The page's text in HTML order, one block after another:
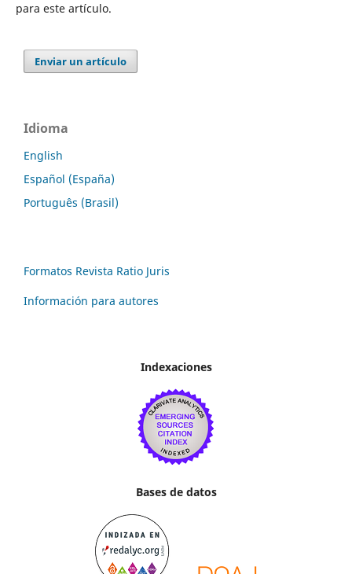
para este artículo.
Enviar un artículo
Idioma
English
Español (España)
Português (Brasil)
Formatos Revista Ratio Juris
Información para autores
Indexaciones
Bases de datos